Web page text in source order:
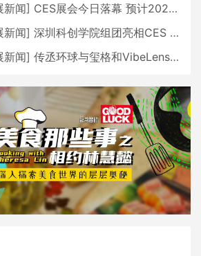
新闻] CES展会今日落幕 预计2026行业收入将超五千亿美元
新闻] 深圳科创学院组团亮相CES 广受好评
新闻] 传丞环球与玺格和VibeLens共同推出全新耳机